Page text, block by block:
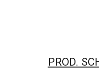
PROD.